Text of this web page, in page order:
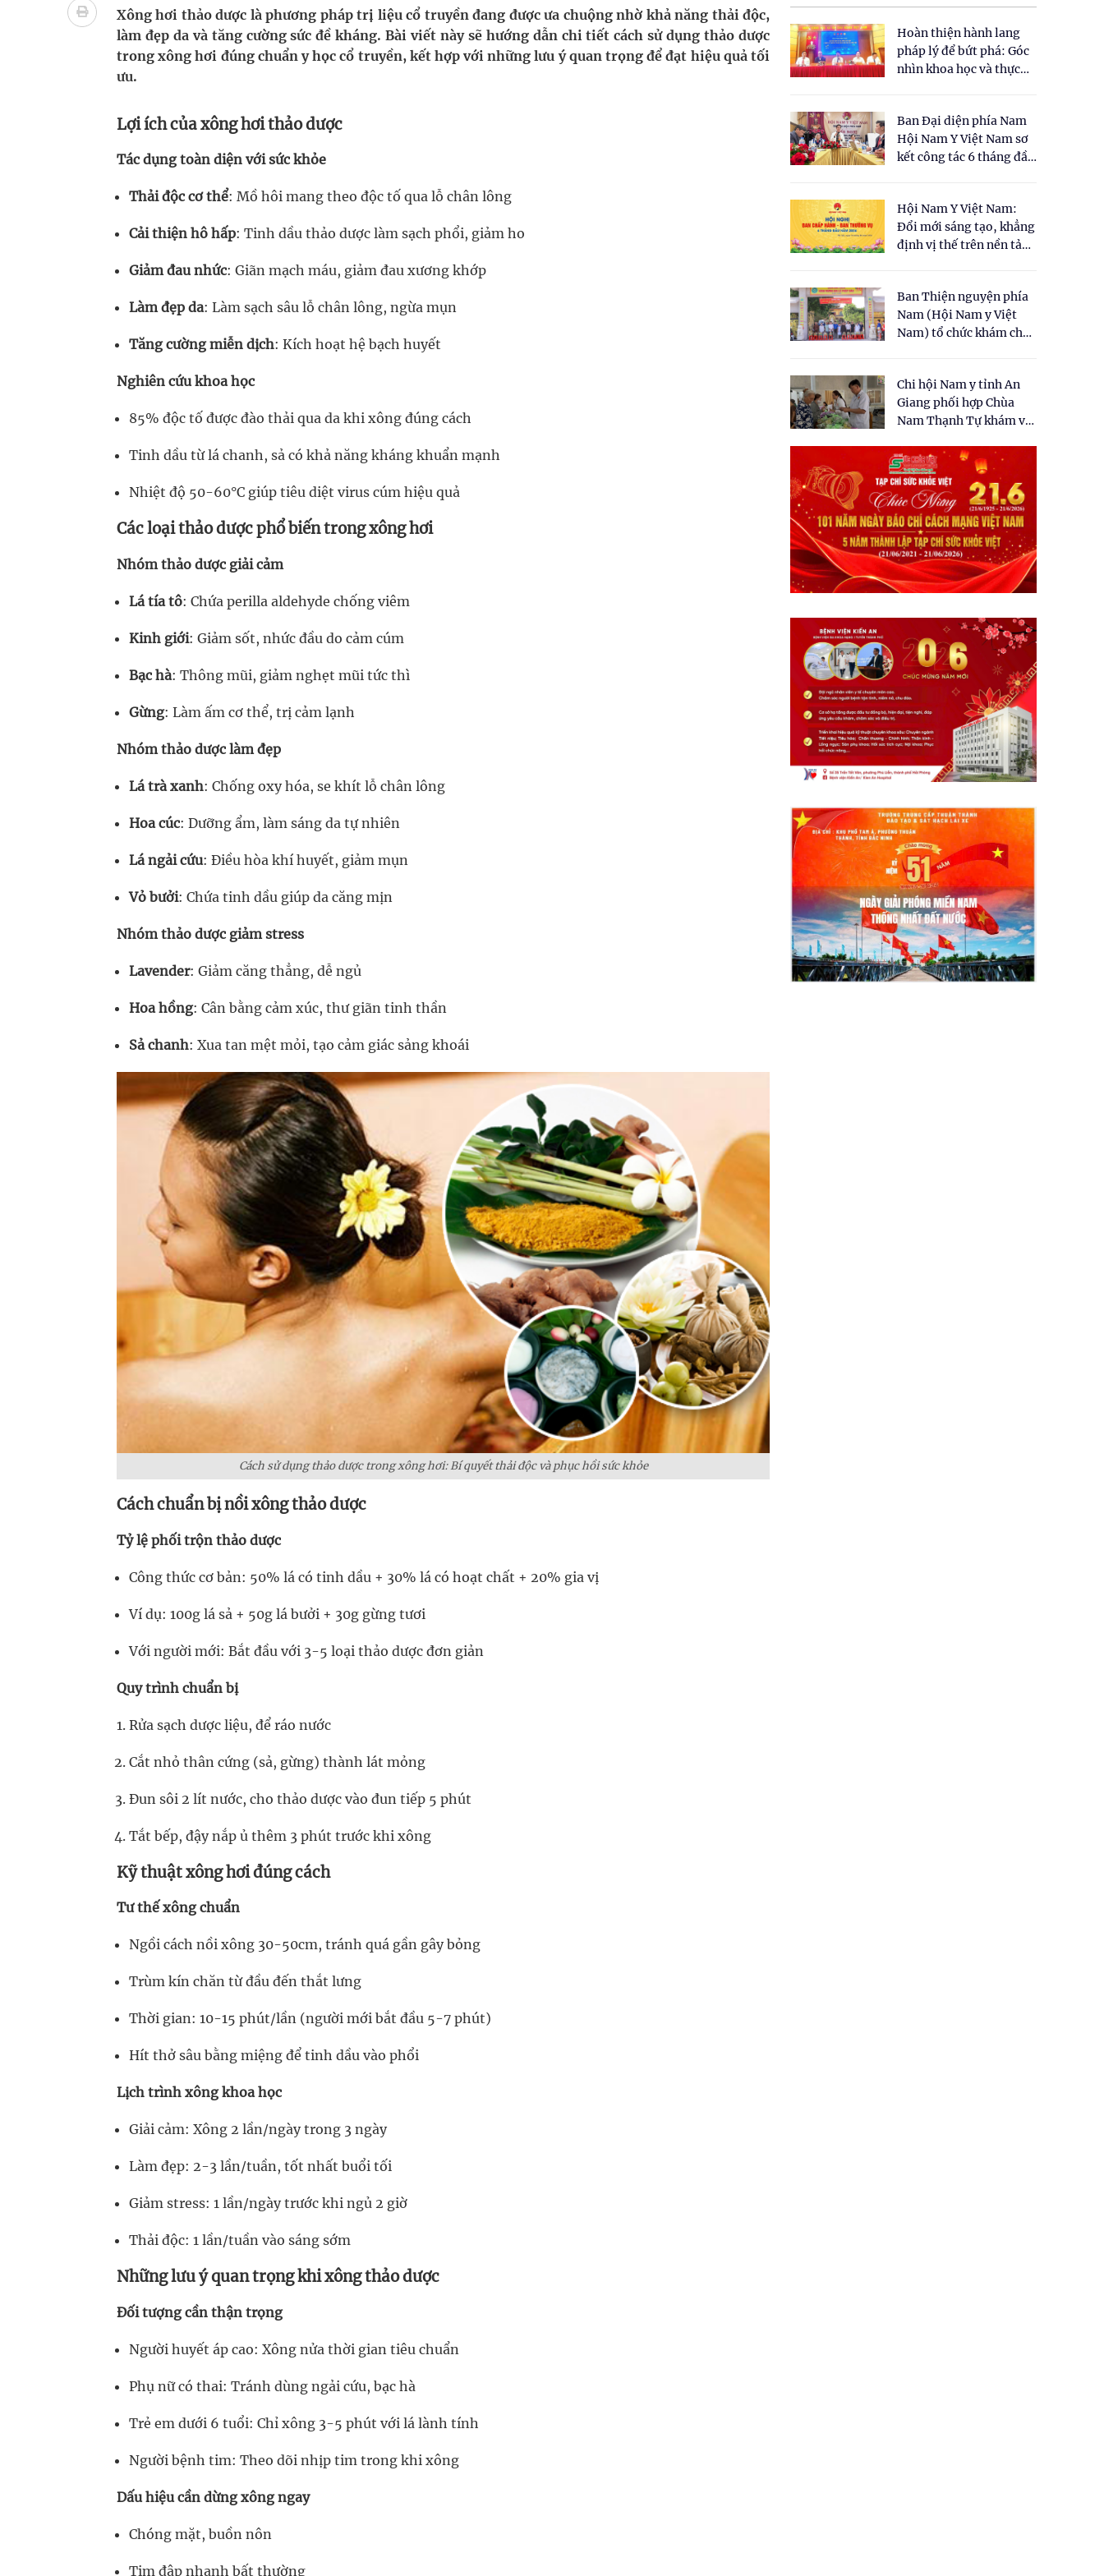
Nhiều lợi thế để nâng chất lượng y tế
Vương Thành Công: Khi việc học bắt đầu từ trải nghiệm thực tế
Tầm soát sớm ung thư vú giúp cứu sống hàng nghìn phụ nữ mỗi năm
Giải pháp nâng cao thị lực thời hiện đại
Xông hơi thảo dược là phương pháp trị liệu cổ truyền đang được ưa chuộng nhờ khả năng thải độc,
làm đẹp da và tăng cường sức đề kháng. Bài viết này sẽ hướng dẫn chi tiết cách sử dụng thảo dược
trong xông hơi đúng chuẩn y học cổ truyền, kết hợp với những lưu ý quan trọng để đạt hiệu quả tối
ưu.
Lợi ích của xông hơi thảo dược
Tác dụng toàn diện với sức khỏe
Thải độc cơ thể: Mồ hôi mang theo độc tố qua lỗ chân lông
Cải thiện hô hấp: Tinh dầu thảo dược làm sạch phổi, giảm ho
Giảm đau nhức: Giãn mạch máu, giảm đau xương khớp
Làm đẹp da: Làm sạch sâu lỗ chân lông, ngừa mụn
Tăng cường miễn dịch: Kích hoạt hệ bạch huyết
Nghiên cứu khoa học
85% độc tố được đào thải qua da khi xông đúng cách
Tinh dầu từ lá chanh, sả có khả năng kháng khuẩn mạnh
Nhiệt độ 50-60°C giúp tiêu diệt virus cúm hiệu quả
Các loại thảo dược phổ biến trong xông hơi
Nhóm thảo dược giải cảm
Lá tía tô: Chứa perilla aldehyde chống viêm
Kinh giới: Giảm sốt, nhức đầu do cảm cúm
Bạc hà: Thông mũi, giảm nghẹt mũi tức thì
Gừng: Làm ấm cơ thể, trị cảm lạnh
Nhóm thảo dược làm đẹp
Lá trà xanh: Chống oxy hóa, se khít lỗ chân lông
Hoa cúc: Dưỡng ẩm, làm sáng da tự nhiên
Lá ngải cứu: Điều hòa khí huyết, giảm mụn
Vỏ bưởi: Chứa tinh dầu giúp da căng mịn
Nhóm thảo dược giảm stress
Lavender: Giảm căng thẳng, dễ ngủ
Hoa hồng: Cân bằng cảm xúc, thư giãn tinh thần
Sả chanh: Xua tan mệt mỏi, tạo cảm giác sảng khoái
Cách sử dụng thảo dược trong xông hơi: Bí quyết thải độc và phục hồi sức khỏe
Cách chuẩn bị nồi xông thảo dược
Tỷ lệ phối trộn thảo dược
Công thức cơ bản: 50% lá có tinh dầu + 30% lá có hoạt chất + 20% gia vị
Ví dụ: 100g lá sả + 50g lá bưởi + 30g gừng tươi
Với người mới: Bắt đầu với 3-5 loại thảo dược đơn giản
Quy trình chuẩn bị
Rửa sạch dược liệu, để ráo nước
Cắt nhỏ thân cứng (sả, gừng) thành lát mỏng
Đun sôi 2 lít nước, cho thảo dược vào đun tiếp 5 phút
Tắt bếp, đậy nắp ủ thêm 3 phút trước khi xông
Kỹ thuật xông hơi đúng cách
Tư thế xông chuẩn
Ngồi cách nồi xông 30-50cm, tránh quá gần gây bỏng
Trùm kín chăn từ đầu đến thắt lưng
Thời gian: 10-15 phút/lần (người mới bắt đầu 5-7 phút)
Hít thở sâu bằng miệng để tinh dầu vào phổi
Lịch trình xông khoa học
Giải cảm: Xông 2 lần/ngày trong 3 ngày
Làm đẹp: 2-3 lần/tuần, tốt nhất buổi tối
Giảm stress: 1 lần/ngày trước khi ngủ 2 giờ
Thải độc: 1 lần/tuần vào sáng sớm
Những lưu ý quan trọng khi xông thảo dược
Đối tượng cần thận trọng
Người huyết áp cao: Xông nửa thời gian tiêu chuẩn
Phụ nữ có thai: Tránh dùng ngải cứu, bạc hà
Trẻ em dưới 6 tuổi: Chỉ xông 3-5 phút với lá lành tính
Người bệnh tim: Theo dõi nhịp tim trong khi xông
Dấu hiệu cần dừng xông ngay
Chóng mặt, buồn nôn
Tim đập nhanh bất thường
Hoàn thiện hành lang
pháp lý để bứt phá: Góc
nhìn khoa học và thực
cho Luật Y dược cổ
truyền Việt Nam"
Ban Đại diện phía Nam
Hội Nam Y Việt Nam sơ
kết công tác 6 tháng đầu
Hội Nam Y Việt Nam:
Đổi mới sáng tạo, khẳng
định vị thế trên nền tảng
Ban Thiện nguyện phía
Nam (Hội Nam y Việt
Nam) tổ chức khám chữa
dân tại xã Tân Tập
Chi hội Nam y tỉnh An
Giang phối hợp Chùa
Nam Thạnh Tự khám và
nhân dân